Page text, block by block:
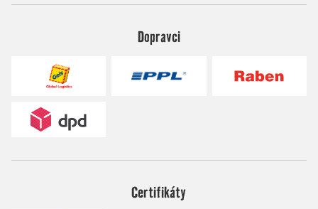
Dopravci
Certifikáty